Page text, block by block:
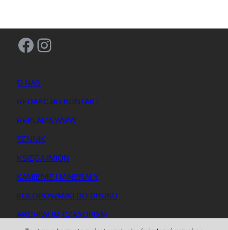
Facebook Instagram
O NAS
REDAKCJA / KONTAKT
REKLAMA WWW
SENNIK
KSIĘGA IMION
KAMIENIE I MINERAŁY
KOLOROWANKI DO DRUKU
ARCHIWUM CZASOPISM